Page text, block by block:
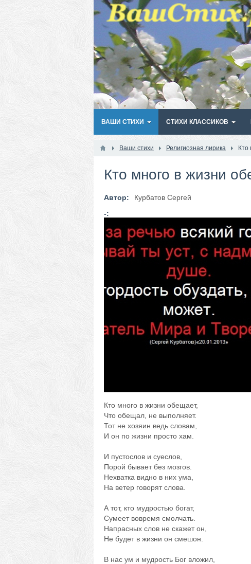
ВАШИ СТИХИ СТИХИ КЛАССИКОВ
Ваши стихи Религиозная лирика Кто
Кто много в жизни
Автор:
Курбатов Сергей
-:
Кто много в жизни обещает,
Что обещал, не выполняет.
Тот не хозяин ведь словам,
И он по жизни просто хам.
И пустослов и суеслов,
Порой бывает без мозгов.
Нехватка видно в них ума,
На ветер говорят слова.
А тот, кто мудростью богат,
Сумеет вовремя смолчать.
Напрасных слов не скажет он,
Не будет в жизни он смешон.
В нас ум и мудрость Бог вложил,